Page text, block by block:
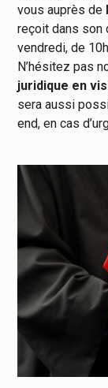
vous auprès de
reçoit dans son
vendredi, de
N’hésitez pas
juridique en
sera aussi
end, en cas